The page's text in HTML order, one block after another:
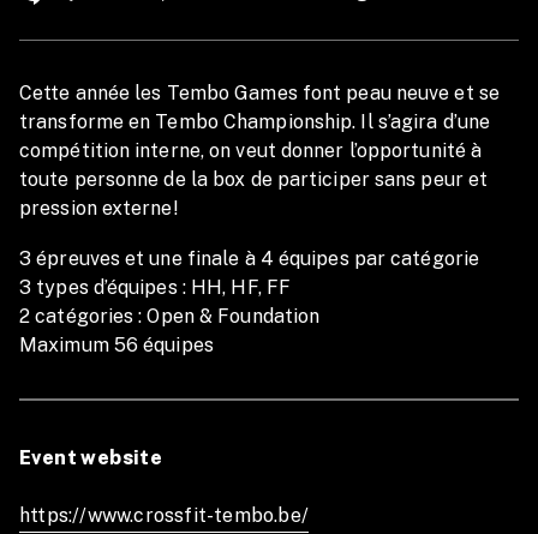
Cette année les Tembo Games font peau neuve et se
transforme en Tembo Championship. Il s’agira d’une
compétition interne, on veut donner l’opportunité à
toute personne de la box de participer sans peur et
pression externe!
3 épreuves et une finale à 4 équipes par catégorie
3 types d’équipes : HH, HF, FF
2 catégories : Open & Foundation
Maximum 56 équipes
Event website
https://www.crossfit-tembo.be/